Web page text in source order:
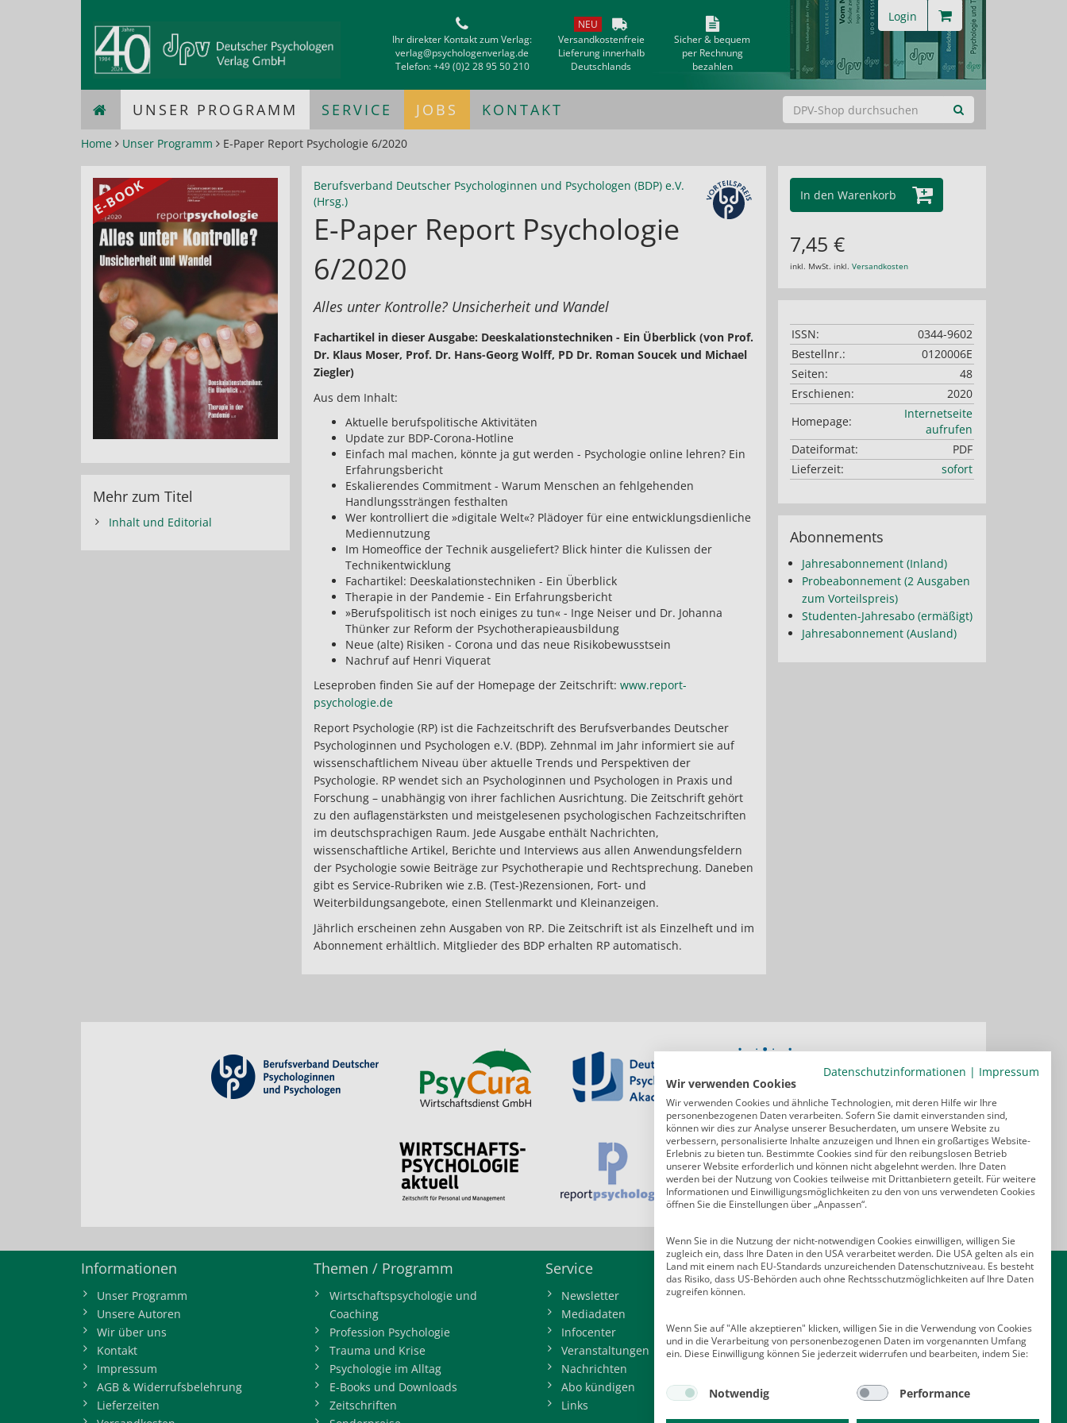
Ihr direkter Kontakt zum Verlag:
verlag@psychologenverlag.de
Telefon:+49 (0)2 28 95 50 210
NEU
Versandkostenfreie
Lieferung innerhalb
Deutschlands
Sicher & bequem
per Rechnung
bezahlen
Login
UNSER PROGRAMM SERVICE JOBS KONTAKT
Home Unser Programm E-Paper Report Psychologie 6/2020
Mehr zum Titel
Inhalt und Editorial
Berufsverband Deutscher Psychologinnen und Psychologen (BDP) e.V.
(Hrsg.)
E-Paper Report Psychologie
6/2020
Alles unter Kontrolle? Unsicherheit und Wandel
Fachartikel in dieser Ausgabe: Deeskalationstechniken - Ein Überblick (von Prof.
Dr. Klaus Moser, Prof. Dr. Hans-Georg Wolff, PD Dr. Roman Soucek und Michael
Ziegler)
Aus dem Inhalt:
Aktuelle berufspolitische Aktivitäten
Update zur BDP-Corona-Hotline
Einfach mal machen, könnte ja gut werden - Psychologie online lehren? Ein
Erfahrungsbericht
Eskalierendes Commitment - Warum Menschen an fehlgehenden
Handlungssträngen festhalten
Wer kontrolliert die »digitale Welt«? Plädoyer für eine entwicklungsdienliche
Mediennutzung
Im Homeoffice der Technik ausgeliefert? Blick hinter die Kulissen der
Technikentwicklung
Fachartikel: Deeskalationstechniken - Ein Überblick
Therapie in der Pandemie - Ein Erfahrungsbericht
»Berufspolitisch ist noch einiges zu tun« - Inge Neiser und Dr. Johanna
Thünker zur Reform der Psychotherapieausbildung
Neue (alte) Risiken - Corona und das neue Risikobewusstsein
Nachruf auf Henri Viquerat
Leseproben finden Sie auf der Homepage der Zeitschrift: www.report-
psychologie.de
Report Psychologie (RP) ist die Fachzeitschrift des Berufsverbandes Deutscher
Psychologinnen und Psychologen e.V. (BDP). Zehnmal im Jahr informiert sie auf
wissenschaftlichem Niveau über aktuelle Trends und Perspektiven der
Psychologie. RP wendet sich an Psychologinnen und Psychologen in Praxis und
Forschung – unabhängig von ihrer fachlichen Ausrichtung. Die Zeitschrift gehört
zu den auflagenstärksten und meistgelesenen psychologischen Fachzeitschriften
im deutschsprachigen Raum. Jede Ausgabe enthält Nachrichten,
wissenschaftliche Artikel, Berichte und Interviews aus allen Anwendungsfeldern
der Psychologie sowie Beiträge zur Psychotherapie und Rechtsprechung. Daneben
gibt es Service-Rubriken wie z.B. (Test-)Rezensionen, Fort- und
Weiterbildungsangebote, einen Stellenmarkt und Kleinanzeigen.
Jährlich erscheinen zehn Ausgaben von RP. Die Zeitschrift ist als Einzelheft und im
Abonnement erhältlich. Mitglieder des BDP erhalten RP automatisch.
In den Warenkorb
7,45 €
inkl. MwSt. inkl. Versandkosten
ISSN:
0344-9602
Bestellnr.:
0120006E
Seiten:
48
Erschienen:
2020
Homepage:
Internetseite
aufrufen
Dateiformat:
PDF
Lieferzeit:
sofort
Abonnements
Jahresabonnement (Inland)
Probeabonnement (2 Ausgaben
zum Vorteilspreis)
Studenten-Jahresabo (ermäßigt)
Jahresabonnement (Ausland)
Informationen
Unser Programm
Unsere Autoren
Wir über uns
Kontakt
Impressum
AGB & Widerrufsbelehrung
Lieferzeiten
Themen / Programm
Wirtschaftspsychologie und
Coaching
Profession Psychologie
Trauma und Krise
Psychologie im Alltag
E-Books und Downloads
Zeitschriften
Service
Newsletter
Mediadaten
Infocenter
Veranstaltungen
Nachrichten
Abo kündigen
Links
Kontakt
10179 Berlin
E-Mail: verlag@psychologenverlag.de
+49 (0)2 28 95 50 210
Datenschutzinformationen | Impressum
Wir verwenden Cookies
Wir verwenden Cookies und ähnliche Technologien, mit deren Hilfe wir Ihre
personenbezogenen Daten verarbeiten. Sofern Sie damit einverstanden sind,
können wir dies zur Analyse unserer Besucherdaten, um unsere Website zu
verbessern, personalisierte Inhalte anzuzeigen und Ihnen ein großartiges Website-
Erlebnis zu bieten tun. Bestimmte Cookies sind für den reibungslosen Betrieb
unserer Website erforderlich und können nicht abgelehnt werden. Ihre Daten
werden bei der Nutzung von Cookies teilweise mit Drittanbietern geteilt. Für weitere
Informationen und Einwilligungsmöglichkeiten zu den von uns verwendeten Cookies
öffnen Sie die Einstellungen über „Anpassen“.
Wenn Sie in die Nutzung der nicht-notwendigen Cookies einwilligen, willigen Sie
zugleich ein, dass Ihre Daten in den USA verarbeitet werden. Die USA gelten als ein
Land mit einem nach EU-Standards unzureichenden Datenschutzniveau. Es besteht
das Risiko, dass US-Behörden auch ohne Rechtsschutzmöglichkeiten auf Ihre Daten
zugreifen können.
Wenn Sie auf "Alle akzeptieren" klicken, willigen Sie in die Verwendung von Cookies
und in die Verarbeitung von personenbezogenen Daten im vorgenannten Umfang
ein. Diese Einwilligung können Sie jederzeit widerrufen und bearbeiten, indem Sie:
Notwendig Performance